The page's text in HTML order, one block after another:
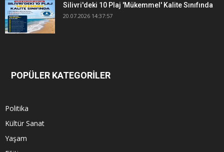
Silivri'deki 10 Plaj 'Mükemmel' Kalite Sınıfında
20.07.2026 14:37:57
POPÜLER KATEGORİLER
Politika
Kültür Sanat
Yaşam